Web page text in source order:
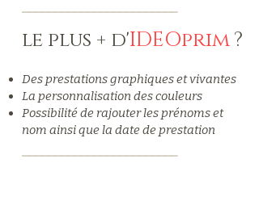
le plus + d'IDEOprim?
Des prestations graphiques et vivantes
La personnalisation des couleurs
Possibilité de rajouter les prénoms et
nom ainsi que la date de prestation